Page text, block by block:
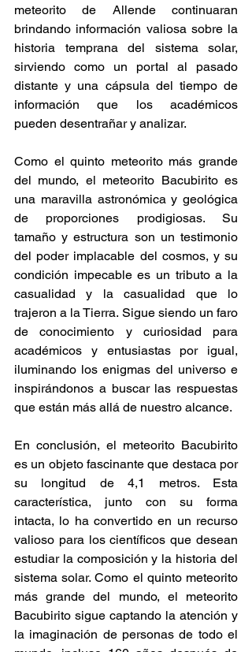
meteorito de Allende continuaran
brindando información valiosa sobre la
historia temprana del sistema solar,
sirviendo como un portal al pasado
distante y una cápsula del tiempo de
información que los académicos
pueden desentrañar y analizar.
Como el quinto meteorito más grande
del mundo, el meteorito Bacubirito es
una maravilla astronómica y geológica
de proporciones prodigiosas. Su
tamaño y estructura son un testimonio
del poder implacable del cosmos, y su
condición impecable es un tributo a la
casualidad y la casualidad que lo
trajeron a la Tierra. Sigue siendo un faro
de conocimiento y curiosidad para
académicos y entusiastas por igual,
iluminando los enigmas del universo e
inspirándonos a buscar las respuestas
que están más allá de nuestro alcance.
En conclusión, el meteorito Bacubirito
es un objeto fascinante que destaca por
su longitud de 4,1 metros. Esta
característica, junto con su forma
intacta, lo ha convertido en un recurso
valioso para los científicos que desean
estudiar la composición y la historia del
sistema solar. Como el quinto meteorito
más grande del mundo, el meteorito
Bacubirito sigue captando la atención y
la imaginación de personas de todo el